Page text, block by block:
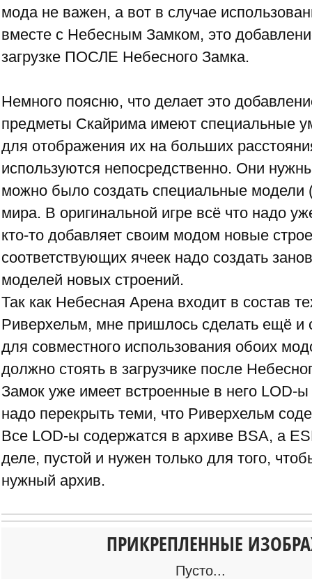
мода не важен, а вот в случае
вместе с Небесным Замком, это
загрузке ПОСЛЕ Небесного Замка.
Немного поясню, что делает это
предметы Скайрима имеют специальные
для отображения их на больших
используются непосредственно. Они
можно было создать специальные модели
мира. В оригинальной игре всё что надо
кто-то добавляет своим модом новые
соответствующих ячеек надо создать
моделей новых строений.
Так как Небесная Арена входит в состав
Риверхельм, мне пришлось сделать ещё и
для совместного использования обоих
должно стоять в загрузчике после
Замок уже имеет встроенные в него LOD-
надо перекрыть теми, что Риверхельм
Все LOD-ы содержатся в архиве BSA, а
деле, пустой и нужен только для того,
нужный архив.
ПРИКРЕПЛЕННЫЕ
Пусто...